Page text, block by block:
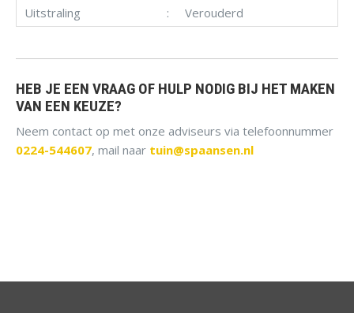
Uitstraling
Verouderd
HEB JE EEN VRAAG OF HULP NODIG BIJ HET MAKEN
VAN EEN KEUZE?
Neem contact op met onze adviseurs via telefoonnummer
0224-544607, mail naar tuin@spaansen.nl